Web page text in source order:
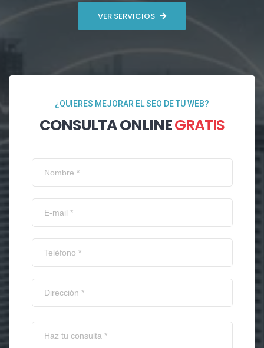
VER SERVICIOS
¿QUIERES MEJORAR EL SEO DE TU WEB?
CONSULTA ONLINEGRATIS